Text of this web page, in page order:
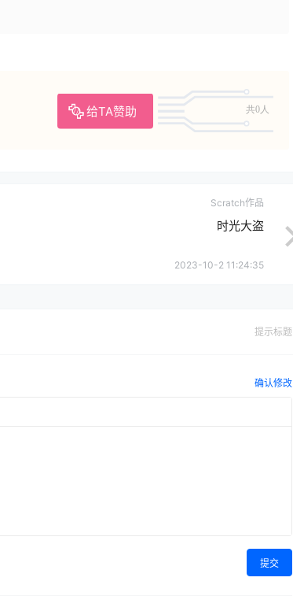
给TA赞助 共0人
Scratch作品
时光大盗
2023-10-2 11:24:35
提示标题
确认修改
提交